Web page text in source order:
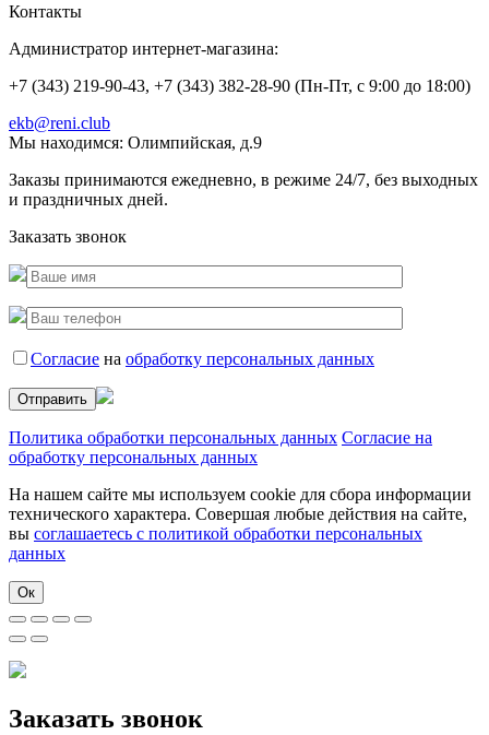
Контакты
Администратор интернет-магазина:
+7 (343) 219-90-43, +7 (343) 382-28-90 (Пн-Пт, с 9:00 до 18:00)
ekb@reni.club
Мы находимся: Олимпийская, д.9
Заказы принимаются ежедневно, в режиме 24/7, без выходных
и праздничных дней.
Заказать звонок
Согласие на обработку персональных данных
Политика обработки персональных данных Согласие на
обработку персональных данных
На нашем сайте мы используем cookie для сбора информации
технического характера. Совершая любые действия на сайте,
вы соглашаетесь с политикой обработки персональных
данных
Ок
Заказать звонок